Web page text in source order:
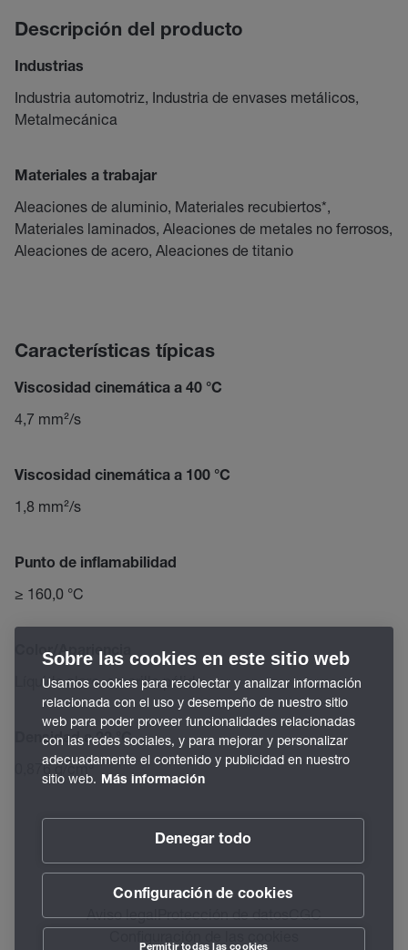
Descripción del producto
Industrias
Industria automotriz, Industria de envases metálicos,
Metalmecánica
Materiales a trabajar
Aleaciones de aluminio, Materiales recubiertos*,
Materiales laminados, Aleaciones de metales no ferrosos,
Aleaciones de acero, Aleaciones de titanio
Características típicas
Viscosidad cinemática a 40 °C
4,7 mm²/s
Viscosidad cinemática a 100 °C
1,8 mm²/s
Punto de inflamabilidad
≥ 160,0 °C
Color/Apariencia
Líquido claro, amarillo pálido
Densidad a 20 °C
0,876 g/cm³
Aviso legalProtección de datosCGC
Sobre las cookies en este sitio web
Usamos cookies para recolectar y analizar información
relacionada con el uso y desempeño de nuestro sitio
web para poder proveer funcionalidades relacionadas
con las redes sociales, y para mejorar y personalizar
adecuadamente el contenido y publicidad en nuestro
sitio web. Más información
Denegar todo
Configuración de cookies
Permitir todas las cookies